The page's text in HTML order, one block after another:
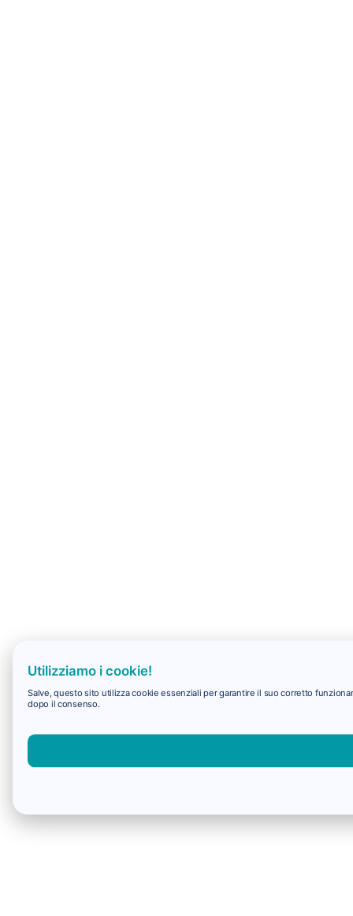
Utilizziamo i cookie!
Salve, questo sito utilizza cookie essenziali per garantire il suo corretto
dopo il consenso.